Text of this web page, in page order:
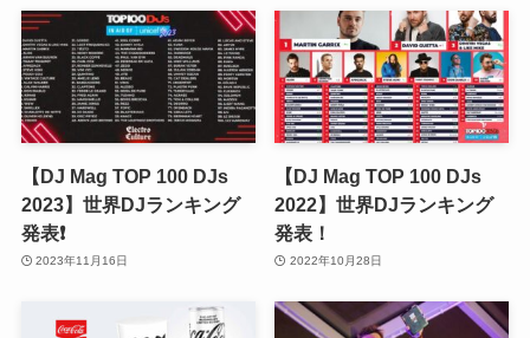
【DJ Mag TOP 100 DJs
2023】世界DJランキング
発表❗️
2023年11月16日
【DJ Mag TOP 100 DJs
2022】世界DJランキング
発表！
2022年10月28日